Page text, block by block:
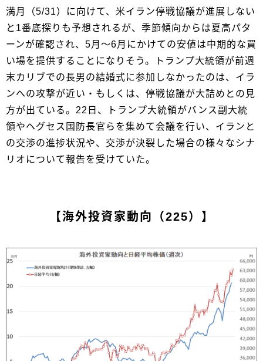
満月（5/31）に向けて、米イラン停戦協議が進展しない
と1番底探りも予想されるが、季節傾向からは夏高パタ
ーンが確認され、5月～6月にかけての安値は中期的な買
い場を提供することになりそう。トランプ大統領が前週
末カリブでの長男の結婚式に参加しなかったのは、イラ
ンへの攻撃が近い・もしくは、停戦協議が大詰めとの見
方が出ている。22日、トランプ大統領がバンス副大統
領やヘグセス国防長官らを集めて会議を行い、イランと
の交渉の進捗状況や、交渉が決裂した場合の様々なシナ
リオについて報告を受けていた。
【海外投資家動向（225）】